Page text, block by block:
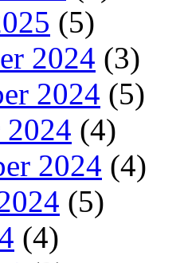
(5)
2024 (3)
2024 (5)
(4)
2024 (4)
(5)
(4)